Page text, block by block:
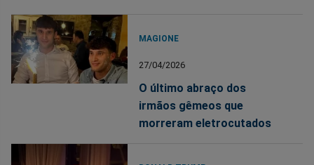
MAGIONE
27/04/2026
O último abraço dos
irmãos gêmeos que
morreram eletrocutados